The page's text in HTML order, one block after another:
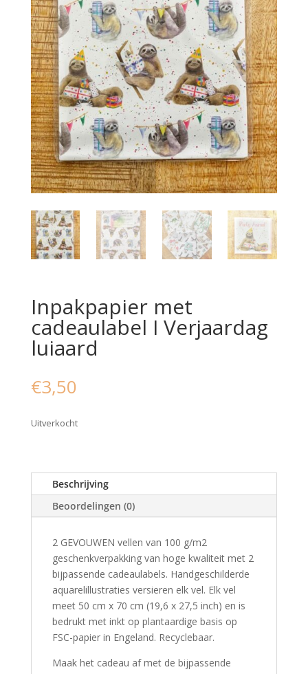
Inpakpapier met
cadeaulabel I Verjaardag
luiaard
€3,50
Uitverkocht
Beschrijving
Beoordelingen (0)
2 GEVOUWEN vellen van 100 g/m2
geschenkverpakking van hoge kwaliteit met 2
bijpassende cadeaulabels. Handgeschilderde
aquarelillustraties versieren elk vel. Elk vel
meet 50 cm x 70 cm (19,6 x 27,5 inch) en is
bedrukt met inkt op plantaardige basis op
FSC-papier in Engeland. Recyclebaar.
Maak het cadeau af met de bijpassende